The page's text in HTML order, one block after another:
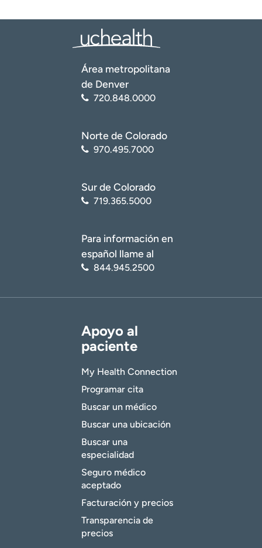
Área metropolitana
de Denver
720.848.0000
Norte de Colorado
970.495.7000
Sur de Colorado
719.365.5000
Para información en
español llame al
844.945.2500
Apoyo al
paciente
My Health Connection
Programar cita
Buscar un médico
Buscar una ubicación
Buscar una
especialidad
Seguro médico
aceptado
Facturación y precios
Transparencia de
precios